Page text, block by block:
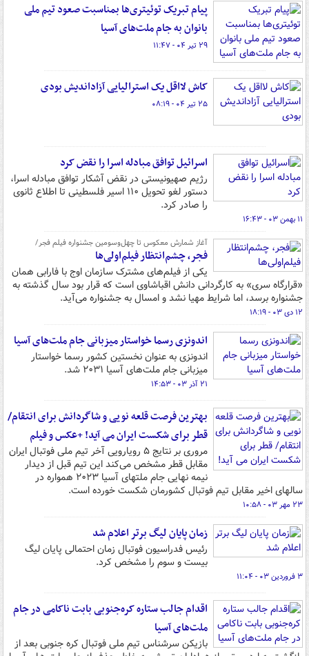
پیام تبریک توئیتری‌ها بمناسبت صعود تیم ملی
بانوان به جام ملت‌های آسیا
۲۹ تیر ۰۴ - ۱۱:۴۷
کاش لااقل یک استرالیایی آزاداندیش بودی
۲۵ تیر ۰۴ - ۰۸:۱۹
اسرائیل توافق مبادله اسرا را نقض کرد
رژیم صهیونیستی در نقض آشکار توافق مبادله اسرا،
دستور لغو تحویل ۱۱۰ اسیر فلسطینی تا اطلاع ثانوی
را صادر کرد.
۱۱ بهمن ۰۳ - ۱۶:۴۳
آغاز شمارش معکوس تا چهل‌وسومین جشنواره فیلم فجر/
فجر، چشم‌انتظار فیلم‌اولی‌ها
یکی از فیلم‌های مشترک سازمان اوج با فارابی همان
«قرارگاه سری» به کارگردانی دانش اقباشاوی است که قرار بود سال گذشته به
جشنواره برسد، اما شرایط مهیا نشد و امسال به جشنواره می‌آید.
۱۲ دی ۰۳ - ۱۸:۱۹
اندونزی رسما خواستار میزبانی جام ملت‌های آسیا
اندونزی به عنوان نخستین‌ کشور رسما خواستار
میزبانی جام ملت‌های آسیا ۲۰۳۱ شد.
۲۱ آذر ۰۳ - ۱۴:۵۳
بهترین فرصت قلعه نویی و شاگردانش برای انتقام/
قطر برای شکست ایران می آید! +عکس و فیلم
مروری بر نتایج ۵ رویارویی آخر تیم ملی فوتبال ایران
مقابل قطر مشخص می‌کند این تیم قبل از دیدار
نیمه نهایی جام ملتهای آسیا ۲۰۲۳ همواره در
سالهای اخیر مقابل تیم فوتبال کشورمان شکست خورده است.
۲۳ مهر ۰۳ - ۱۰:۵۸
زمان پایان لیگ برتر اعلام شد
رئیس فدراسیون فوتبال زمان احتمالی پایان لیگ
بیست و سوم را مشخص کرد.
۳ فروردین ۰۳ - ۱۱:۰۴
اقدام جالب ستاره کره‌جنوبی بابت ناکامی در جام
ملت‌های آسیا
بازیکن سرشناس تیم ملی فوتبال کره جنوبی بعد از